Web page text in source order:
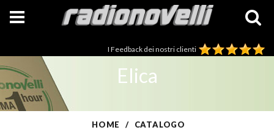
I Feedback dei nostri clienti
Elica
HOME
CATALOGO